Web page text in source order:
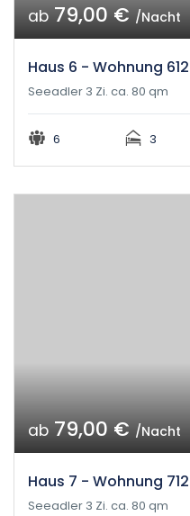
ab79,00 €/Nacht
Haus 6 - Wohnung 612
Seeadler 3 Zi. ca. 80 qm
6 3
ab79,00 €/Nacht
Haus 7 - Wohnung 712
Seeadler 3 Zi. ca. 80 qm